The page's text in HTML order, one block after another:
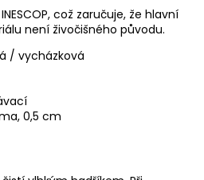
což zaručuje, že hlavní
není živočišného původu.
/ vycházková
0,5 cm